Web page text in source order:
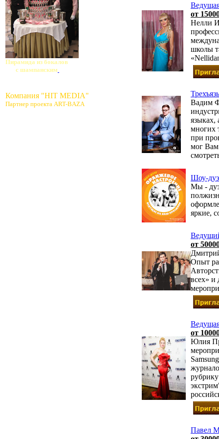
Пирамида из бокалов
с шампанским
Компания "HIT MEDIA"
Партнер проекта ART-BAZA
от
Нелли
школы
Вадим
языках,
многих
при
мог Вам
Шоу-
Мы -
яркие,
от
Опыт
всех» и
от
Юлия
Павел